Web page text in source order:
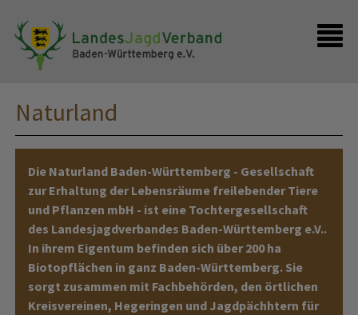
Shop
Kontakt
Anmelden
Naturland
Die Naturland Baden-Württemberg - Gesellschaft
zur Erhaltung der Lebensräume freilebender Tiere
und Pflanzen mbH - ist eine Tochtergesellschaft
des Landesjagdverbandes Baden-Württemberg e.V..
In ihrem Eigentum befinden sich über 200 ha
Biotopflächen in ganz Baden-Württemberg. Sie
sorgt zusammen mit Fachbehörden, den örtlichen
Kreisvereinen, Hegeringen und Jagdpächhtern für